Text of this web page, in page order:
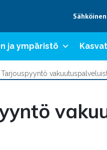
ja ympäristö
Tarjouspyyntö